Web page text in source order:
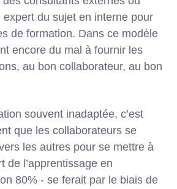
du sujet en interne pour
de formation. Dans ce modèle
encore du mal à fournir les
au bon collaborateur, au bon
souvent inadaptée, c’est
que les collaborateurs se
les autres pour se mettre à
de l’apprentissage en
80% - se ferait par le biais de